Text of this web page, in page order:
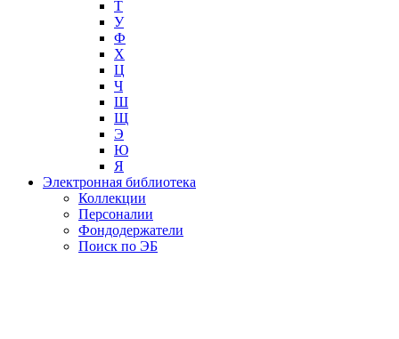
Т
У
Ф
Х
Ц
Ч
Ш
Щ
Э
Ю
Я
Электронная библиотека
Коллекции
Персоналии
Фондодержатели
Поиск по ЭБ